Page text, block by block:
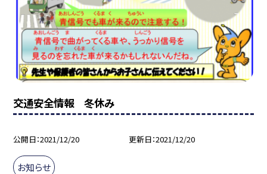
交通安全情報 冬休み
公開日 2021/12/20 更新日 2021/12/20
お知らせ